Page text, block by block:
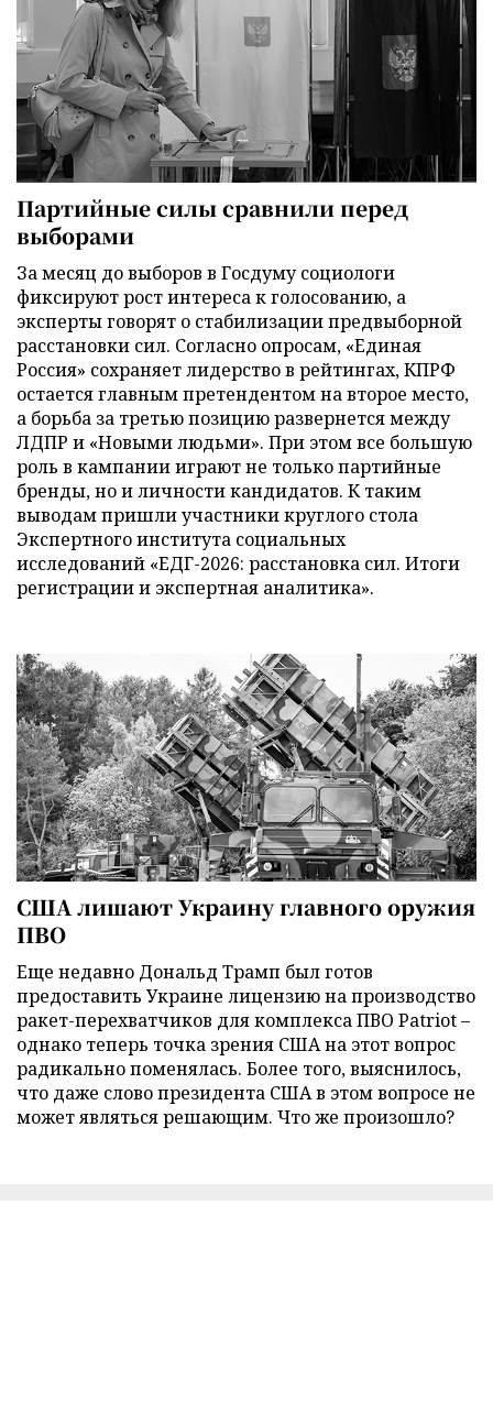
Партийные силы сравнили перед
выборами
За месяц до выборов в Госдуму социологи
фиксируют рост интереса к голосованию, а
эксперты говорят о стабилизации предвыборной
расстановки сил. Согласно опросам, «Единая
Россия» сохраняет лидерство в рейтингах, КПРФ
остается главным претендентом на второе место,
а борьба за третью позицию развернется между
ЛДПР и «Новыми людьми». При этом все большую
роль в кампании играют не только партийные
бренды, но и личности кандидатов. К таким
выводам пришли участники круглого стола
Экспертного института социальных
исследований «ЕДГ-2026: расстановка сил. Итоги
регистрации и экспертная аналитика».
США лишают Украину главного оружия
ПВО
Еще недавно Дональд Трамп был готов
предоставить Украине лицензию на производство
ракет-перехватчиков для комплекса ПВО Patriot –
однако теперь точка зрения США на этот вопрос
радикально поменялась. Более того, выяснилось,
что даже слово президента США в этом вопросе не
может являться решающим. Что же произошло?